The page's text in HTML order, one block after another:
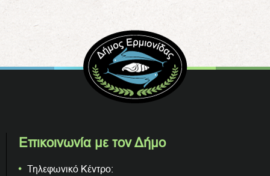
Επικοινωνία με τον Δήμο
Τηλεφωνικό Κέντρο: